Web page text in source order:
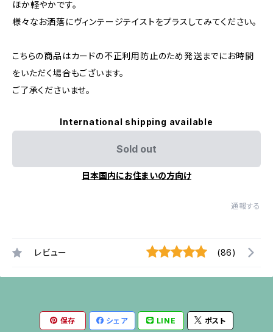
ほか軽やかです。
様々なお洒落にヴィンテージテイストをプラスしてみてください。
こちらの商品はカードの不正利用防止のため発送までにお時間
をいただく場合もございます。
ご了承くださいませ。
International shipping available
Sold out
日本国内にお住まいの方向け
通報する
レビュー (86)
保存 シェア LINE ポスト